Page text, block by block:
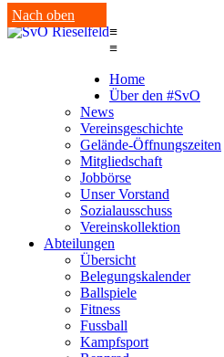
Nach oben
≡
≡
Home
Über den #SvO
News
Vereinsgeschichte
Gelände-Öffnungszeiten
Mitgliedschaft
Jobbörse
Unser Vorstand
Sozialausschuss
Vereinskollektion
Abteilungen
Übersicht
Belegungskalender
Ballspiele
Fitness
Fussball
Kampfsport